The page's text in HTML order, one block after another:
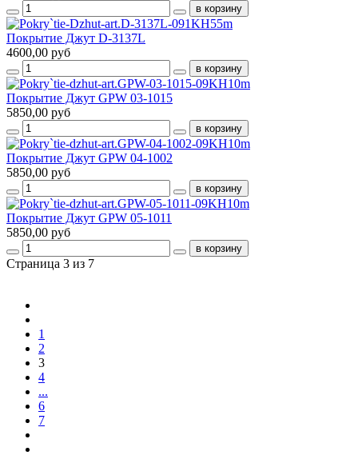
Покрытие Джут D-3137L
4600,00 руб
Покрытие Джут GPW 03-1015
5850,00 руб
Покрытие Джут GPW 04-1002
5850,00 руб
Покрытие Джут GPW 05-1011
5850,00 руб
Страница 3 из 7
1
2
3
4
...
6
7